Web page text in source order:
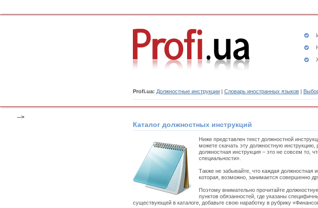
Profi.ua: Должностные инструкции | Словарь иностранных языков |
-->
Каталог должностных инструкций
Ниже представлен текст должностной
можете скачать эту должностную инструкцию,
должностная инструкция – это не совсем то,
специальности».
Также не забывайте, что каждая должностная
которая, возможно, занимается совершенно
Поэтому внимательно прочитайте
пунктов обязанностей, где указаны
существующей в каталоге, добавьте свою наработку в рубрику